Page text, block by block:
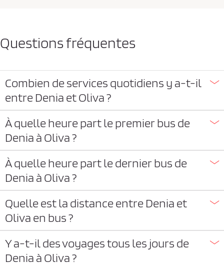
Questions fréquentes
Combien de services quotidiens y a-t-il
entre Denia et Oliva ?
À quelle heure part le premier bus de
Denia à Oliva ?
À quelle heure part le dernier bus de
Denia à Oliva ?
Quelle est la distance entre Denia et
Oliva en bus ?
Y a-t-il des voyages tous les jours de
Denia à Oliva ?